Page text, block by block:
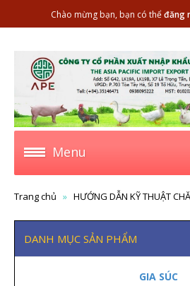
Chào mừng bạn, bạn có thểđăng
Menu
Trang chủ HƯỚNG DẪN KỸ THUẬT
DANH MỤC SẢN PHẨM
GIA SÚC